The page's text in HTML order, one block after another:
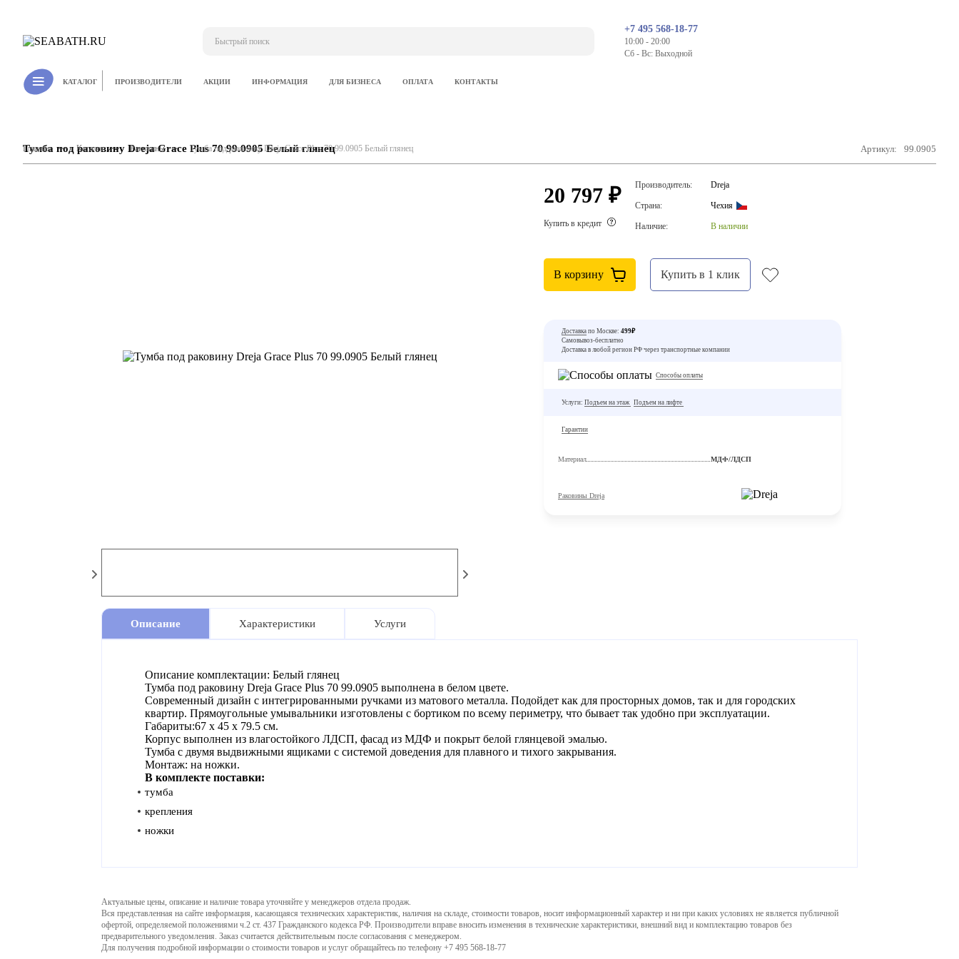
+7 495 568-18-77
10:00 - 20:00
Сб - Вс: Выходной
КАТАЛОГ ПРОИЗВОДИТЕЛИ АКЦИИ ИНФОРМАЦИЯ ДЛЯ БИЗНЕСА ОПЛАТА КОНТАКТЫ
Главная Каталог Раковины Тумба под раковину Dreja Grace Plus 70 99.0905 Белый глянец
Тумба под раковину Dreja Grace Plus 70 99.0905 Белый глянец Артикул: 99.0905
20 797 ₽
Купить в кредит
Производитель: Dreja
Страна: Чехия
Наличие: В наличии
В корзину Купить в 1 клик
Доставка по Москве: 499₽
Самовывоз-бесплатно
Доставка в любой регион РФ через транспортные компании
Способы оплаты
Услуги: Подъем на этаж Подъем на лифте
Гарантии
Материал МДФ/ЛДСП
Раковины Dreja
Описание Характеристики Услуги
Описание комплектации: Белый глянец
Тумба под раковину Dreja Grace Plus 70 99.0905 выполнена в белом цвете.
Современный дизайн с интегрированными ручками из матового металла. Подойдет как для просторных домов, так и для городских
квартир. Прямоугольные умывальники изготовлены с бортиком по всему периметру, что бывает так удобно при эксплуатации.
Габариты:67 х 45 х 79.5 см.
Корпус выполнен из влагостойкого ЛДСП, фасад из МДФ и покрыт белой глянцевой эмалью.
Тумба с двумя выдвижными ящиками с системой доведения для плавного и тихого закрывания.
Монтаж: на ножки.
В комплекте поставки:
тумба
крепления
ножки
Актуальные цены, описание и наличие товара уточняйте у менеджеров отдела продаж.
Вся представленная на сайте информация, касающаяся технических характеристик, наличия на складе, стоимости товаров, носит информационный характер и ни при каких условиях не является публичной
офертой, определяемой положениями ч.2 ст. 437 Гражданского кодекса РФ. Производители вправе вносить изменения в технические характеристики, внешний вид и комплектацию товаров без
предварительного уведомления. Заказ считается действительным после согласования с менеджером.
Для получения подробной информации о стоимости товаров и услуг обращайтесь по телефону +7 495 568-18-77